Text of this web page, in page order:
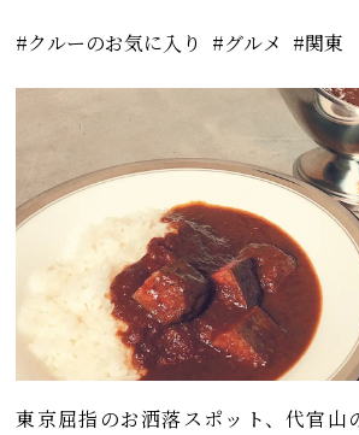
クルーのお気に入り グルメ 関東
東京屈指のお洒落スポット、代官山